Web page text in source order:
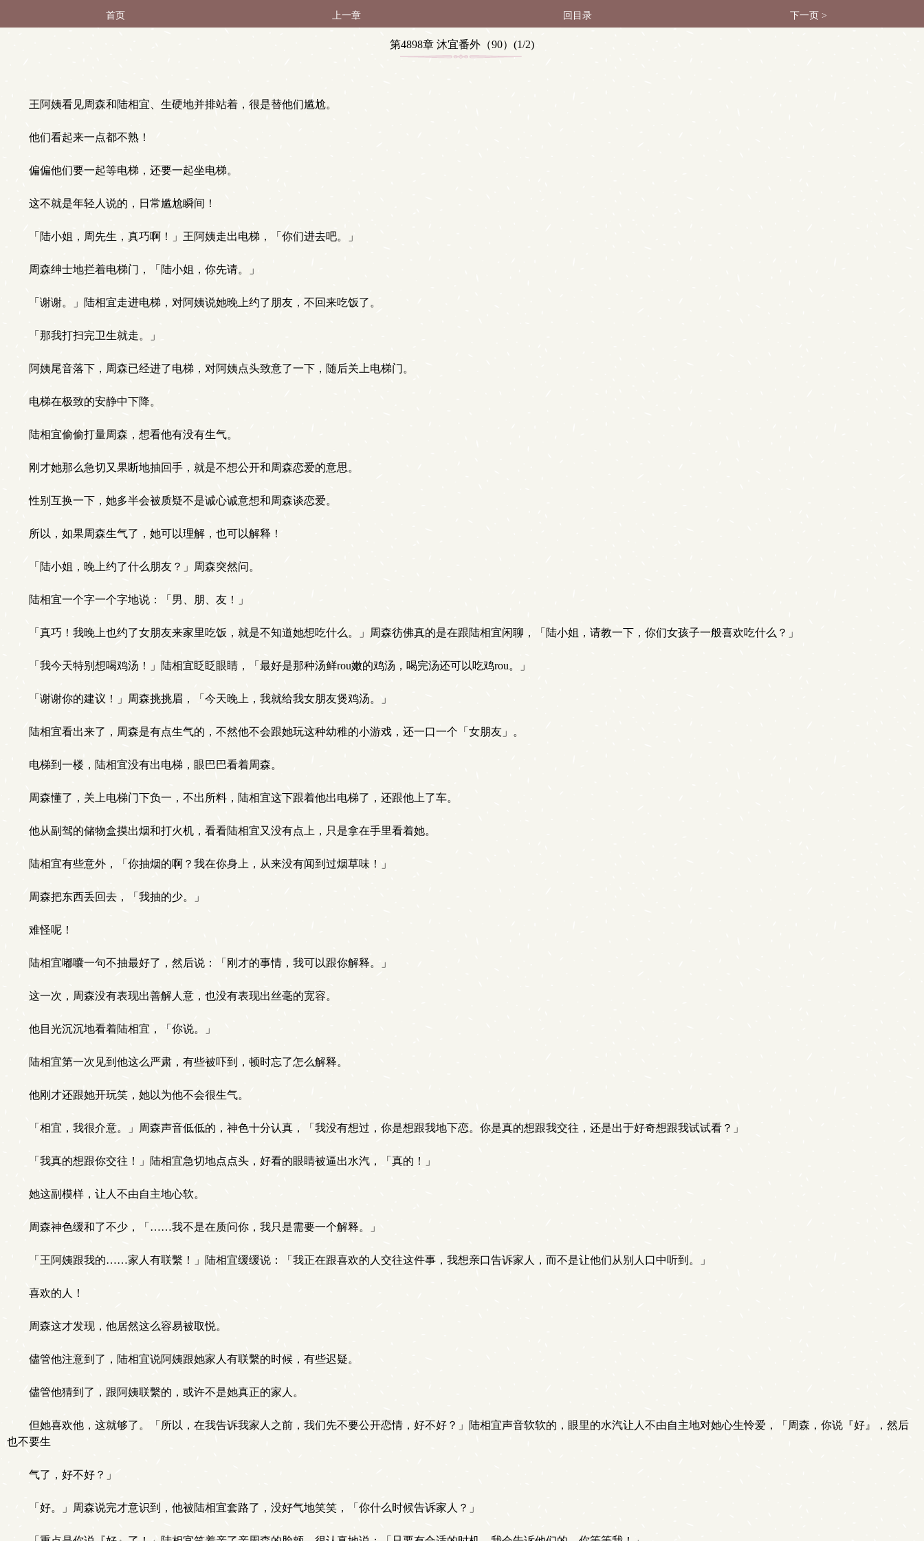
首页 上一章 回目录 下一页 >
第4898章 沐宜番外（90）(1/2)
王阿姨看见周森和陆相宜、生硬地并排站着，很是替他们尴尬。
他们看起来一点都不熟！
偏偏他们要一起等电梯，还要一起坐电梯。
这不就是年轻人说的，日常尴尬瞬间！
「陆小姐，周先生，真巧啊！」王阿姨走出电梯，「你们进去吧。」
周森绅士地拦着电梯门，「陆小姐，你先请。」
「谢谢。」陆相宜走进电梯，对阿姨说她晚上约了朋友，不回来吃饭了。
「那我打扫完卫生就走。」
阿姨尾音落下，周森已经进了电梯，对阿姨点头致意了一下，随后关上电梯门。
电梯在极致的安静中下降。
陆相宜偷偷打量周森，想看他有没有生气。
刚才她那么急切又果断地抽回手，就是不想公开和周森恋爱的意思。
性别互换一下，她多半会被质疑不是诚心诚意想和周森谈恋爱。
所以，如果周森生气了，她可以理解，也可以解释！
「陆小姐，晚上约了什么朋友？」周森突然问。
陆相宜一个字一个字地说：「男、朋、友！」
「真巧！我晚上也约了女朋友来家里吃饭，就是不知道她想吃什么。」周森彷佛真的是在跟陆相宜闲聊，「陆小姐，请教一下，你们女孩子一般喜欢吃什么？」
「我今天特别想喝鸡汤！」陆相宜眨眨眼睛，「最好是那种汤鲜rou嫩的鸡汤，喝完汤还可以吃鸡rou。」
「谢谢你的建议！」周森挑挑眉，「今天晚上，我就给我女朋友煲鸡汤。」
陆相宜看出来了，周森是有点生气的，不然他不会跟她玩这种幼稚的小游戏，还一口一个「女朋友」。
电梯到一楼，陆相宜没有出电梯，眼巴巴看着周森。
周森懂了，关上电梯门下负一，不出所料，陆相宜这下跟着他出电梯了，还跟他上了车。
他从副驾的储物盒摸出烟和打火机，看看陆相宜又没有点上，只是拿在手里看着她。
陆相宜有些意外，「你抽烟的啊？我在你身上，从来没有闻到过烟草味！」
周森把东西丢回去，「我抽的少。」
难怪呢！
陆相宜嘟囔一句不抽最好了，然后说：「刚才的事情，我可以跟你解释。」
这一次，周森没有表现出善解人意，也没有表现出丝毫的宽容。
他目光沉沉地看着陆相宜，「你说。」
陆相宜第一次见到他这么严肃，有些被吓到，顿时忘了怎么解释。
他刚才还跟她开玩笑，她以为他不会很生气。
「相宜，我很介意。」周森声音低低的，神色十分认真，「我没有想过，你是想跟我地下恋。你是真的想跟我交往，还是出于好奇想跟我试试看？」
「我真的想跟你交往！」陆相宜急切地点点头，好看的眼睛被逼出水汽，「真的！」
她这副模样，让人不由自主地心软。
周森神色缓和了不少，「……我不是在质问你，我只是需要一个解释。」
「王阿姨跟我的……家人有联繫！」陆相宜缓缓说：「我正在跟喜欢的人交往这件事，我想亲口告诉家人，而不是让他们从别人口中听到。」
喜欢的人！
周森这才发现，他居然这么容易被取悦。
儘管他注意到了，陆相宜说阿姨跟她家人有联繫的时候，有些迟疑。
儘管他猜到了，跟阿姨联繫的，或许不是她真正的家人。
但她喜欢他，这就够了。「所以，在我告诉我家人之前，我们先不要公开恋情，好不好？」陆相宜声音软软的，眼里的水汽让人不由自主地对她心生怜爱，「周森，你说『好』，然后
也不要生
气了，好不好？」
「好。」周森说完才意识到，他被陆相宜套路了，没好气地笑笑，「你什么时候告诉家人？」